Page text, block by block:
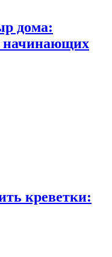
дома:
начинающих
креветки: